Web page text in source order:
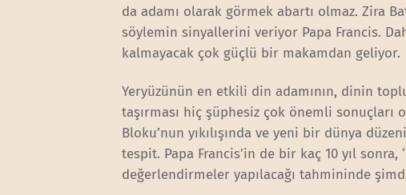
da adamı olarak görmek abartı olmaz. Zira
söylemin sinyallerini veriyor Papa Francis.
kalmayacak çok güçlü bir makamdan geliyor.
Yeryüzünün en etkili din adamının, dinin
taşırması hiç şüphesiz çok önemli sonuçları
Bloku’nun yıkılışında ve yeni bir dünya
tespit. Papa Francis’in de bir kaç 10 yıl
değerlendirmeler yapılacağı tahmininde